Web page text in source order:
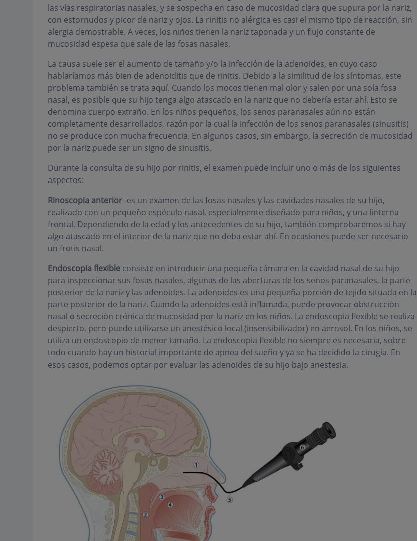
las vías respiratorias nasales, y se sospecha en caso de mucosidad clara que supura por la nariz,
con estornudos y picor de nariz y ojos. La rinitis no alérgica es casi el mismo tipo de reacción, sin
alergia demostrable. A veces, los niños tienen la nariz taponada y un flujo constante de
mucosidad espesa que sale de las fosas nasales.
La causa suele ser el aumento de tamaño y/o la infección de la adenoides, en cuyo caso
hablaríamos más bien de adenoiditis que de rinitis. Debido a la similitud de los síntomas, este
problema también se trata aquí. Cuando los mocos tienen mal olor y salen por una sola fosa
nasal, es posible que su hijo tenga algo atascado en la nariz que no debería estar ahí. Esto se
denomina cuerpo extraño. En los niños pequeños, los senos paranasales aún no están
completamente desarrollados, razón por la cual la infección de los senos paranasales (sinusitis)
no se produce con mucha frecuencia. En algunos casos, sin embargo, la secreción de mucosidad
por la nariz puede ser un signo de sinusitis.
Durante la consulta de su hijo por rinitis, el examen puede incluir uno o más de los siguientes
aspectos:
Rinoscopia anterior-es un examen de las fosas nasales y las cavidades nasales de su hijo,
realizado con un pequeño espéculo nasal, especialmente diseñado para niños, y una linterna
frontal. Dependiendo de la edad y los antecedentes de su hijo, también comprobaremos si hay
algo atascado en el interior de la nariz que no deba estar ahí. En ocasiones puede ser necesario
un frotis nasal.
Endoscopia flexibleconsiste en introducir una pequeña cámara en la cavidad nasal de su hijo
para inspeccionar sus fosas nasales, algunas de las aberturas de los senos paranasales, la parte
posterior de la nariz y las adenoides. La adenoides es una pequeña porción de tejido situada en la
parte posterior de la nariz. Cuando la adenoides está inflamada, puede provocar obstrucción
nasal o secreción crónica de mucosidad por la nariz en los niños. La endoscopia flexible se realiza
despierto, pero puede utilizarse un anestésico local (insensibilizador) en aerosol. En los niños, se
utiliza un endoscopio de menor tamaño. La endoscopia flexible no siempre es necesaria, sobre
todo cuando hay un historial importante de apnea del sueño y ya se ha decidido la cirugía. En
esos casos, podemos optar por evaluar las adenoides de su hijo bajo anestesia.